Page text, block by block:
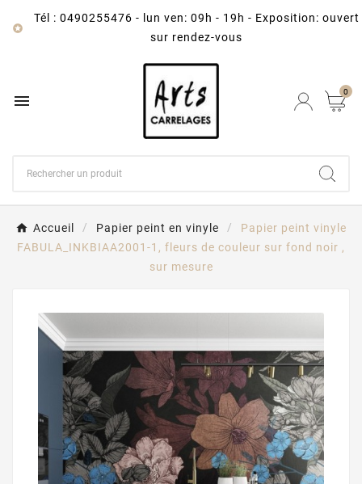

Tél : 0490255476 -
lun ven: 09h - 19h - Exposition: ouvert
sur rendez-vous
 0
Accueil Papier peint en vinyle
Papier peint vinyle
FABULA_INKBIAA2001-1, fleurs de couleur sur fond noir ,
sur mesure